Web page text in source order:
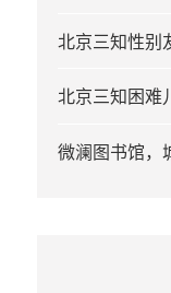
北京三知性别
北京三知困难
微澜图书馆，